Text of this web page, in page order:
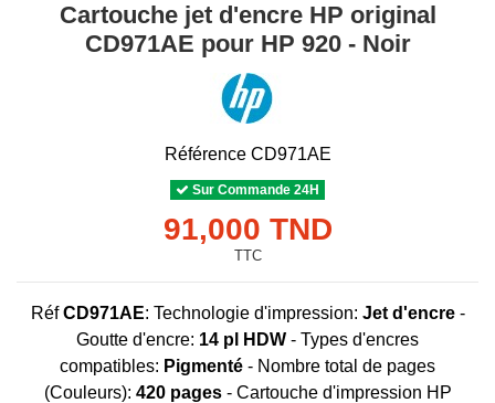
Cartouche jet d'encre HP original
CD971AE pour HP 920 - Noir
Référence CD971AE
Sur Commande 24H
91,000 TND
TTC
RéfCD971AE: Technologie d'impression: Jet d'encre-
Goutte d'encre: 14 pl HDW - Types d'encres
compatibles: Pigmenté - Nombre total de pages
(Couleurs): 420 pages - Cartouche d'impression HP